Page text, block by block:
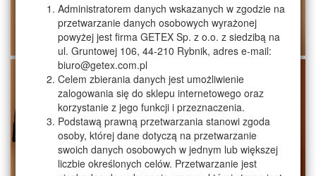
Administratorem danych wskazanych w zgodzie na
przetwarzanie danych osobowych wyrażonej
powyżej jest firma GETEX Sp. z o.o. z siedzibą na
ul. Gruntowej 106, 44-210 Rybnik, adres e-mail:
biuro@getex.com.pl
Celem zbierania danych jest umożliwienie
zalogowania się do sklepu internetowego oraz
korzystanie z jego funkcji i przeznaczenia.
Podstawą prawną przetwarzania stanowi zgoda
osoby, której dane dotyczą na przetwarzanie
swoich danych osobowych w jednym lub większej
liczbie określonych celów. Przetwarzanie jest